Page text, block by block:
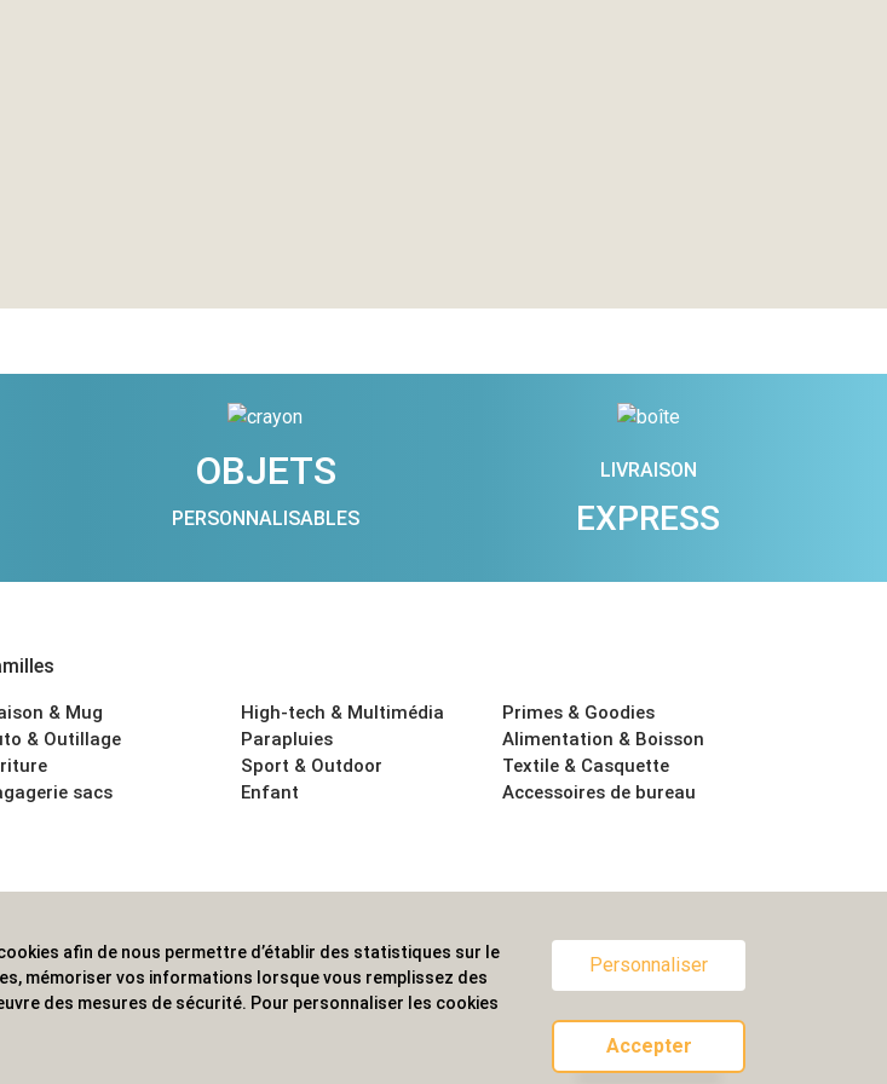
OBJETS
PERSONNALISABLES
LIVRAISON
EXPRESS
& Mug
& Outillage
sacs
High-tech & Multimédia
Parapluies
Sport & Outdoor
Enfant
Primes & Goodies
Alimentation & Boisson
Textile & Casquette
Accessoires de bureau
nationale, une couverture internationale.
afin de nous permettre d’établir des statistiques sur le
mémoriser vos informations lorsque vous remplissez des
des mesures de sécurité. Pour personnaliser les cookies
Personnaliser
Accepter